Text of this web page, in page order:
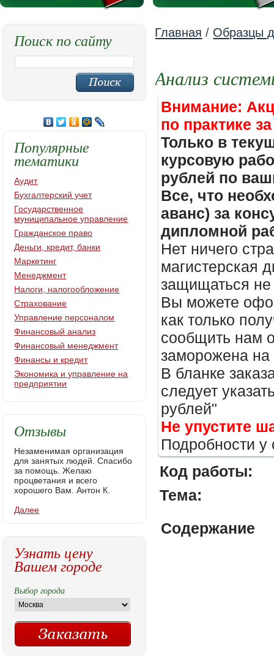
Главная / Образцы
Анализ
Внимание:
по практике
Только в
курсовую
рублей по
Все, что
аванс) за
дипломной
Нет ничего
магистерская
защищаться не
Вы можете
как только
сообщить нам
заморожена
В бланке
следует
рублей"
Не упустите
Подробности
Код работы:
Тема:
Содержание
Поиск по сайту
Популярные
тематики
Аудит
Бухгалтерский учет
Государственное
муниципальное управление
Гражданское право
Деньги, кредит, банки
Маркетинг
Менеджмент
Налоги, налогообложение
Страхование
Управление персоналом
Финансовый анализ
Финансовый менеджмент
Финансы и кредит
Экономика и управление на
предприятии
Отзывы
Незаменимая организация
для занятых людей. Спасибо
за помощь. Желаю
процветания и всего
хорошего Вам. Антон К.
Далее
Узнать цену
Вашем городе
Выбор города